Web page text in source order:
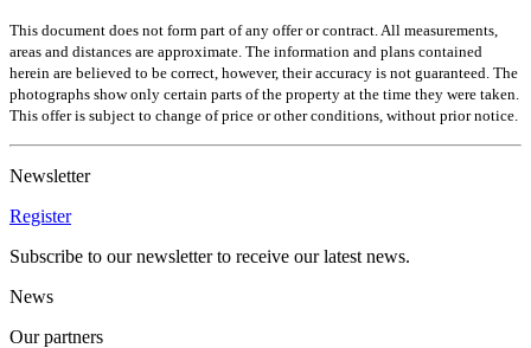
This document does not form part of any offer or contract. All measurements,
areas and distances are approximate. The information and plans contained
herein are believed to be correct, however, their accuracy is not guaranteed. The
photographs show only certain parts of the property at the time they were taken.
This offer is subject to change of price or other conditions, without prior notice.
Newsletter
Register
Subscribe to our newsletter to receive our latest news.
News
Our partners